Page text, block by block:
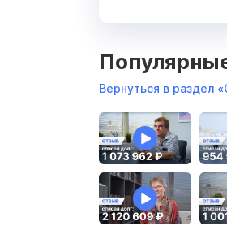
Вернуться в раздел